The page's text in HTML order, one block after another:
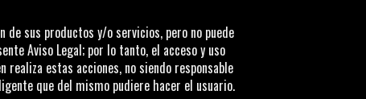
sus productos y/o servicios, pero no puede
Aviso Legal; por lo tanto, el acceso y uso
estas acciones, no siendo responsable
que del mismo pudiere hacer el usuario.